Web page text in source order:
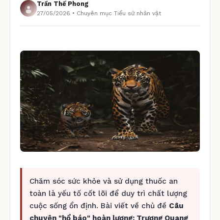
Trần Thế Phong
27/05/2026 • Chuyên mục Tiểu sử nhân vật
Chăm sóc sức khỏe và sử dụng thuốc an
toàn là yếu tố cốt lõi để duy trì chất lượng
cuộc sống ổn định. Bài viết về chủ đề Câu
chuyện "hổ báo" hoàn lương: Trương Quang